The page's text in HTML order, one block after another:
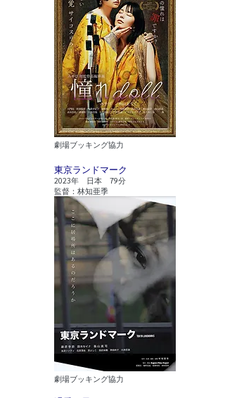
​劇場ブッキング協力
​東京ランドマーク
2023年 日本 79分
監督：林知亜季
​劇場ブッキング協力